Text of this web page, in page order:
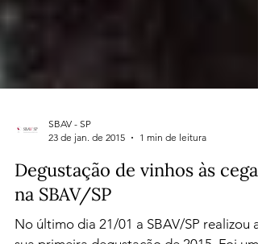
23 de jan. de 2015
1 min de leitura
Degustação de vinhos às cegas
na SBAV/SP